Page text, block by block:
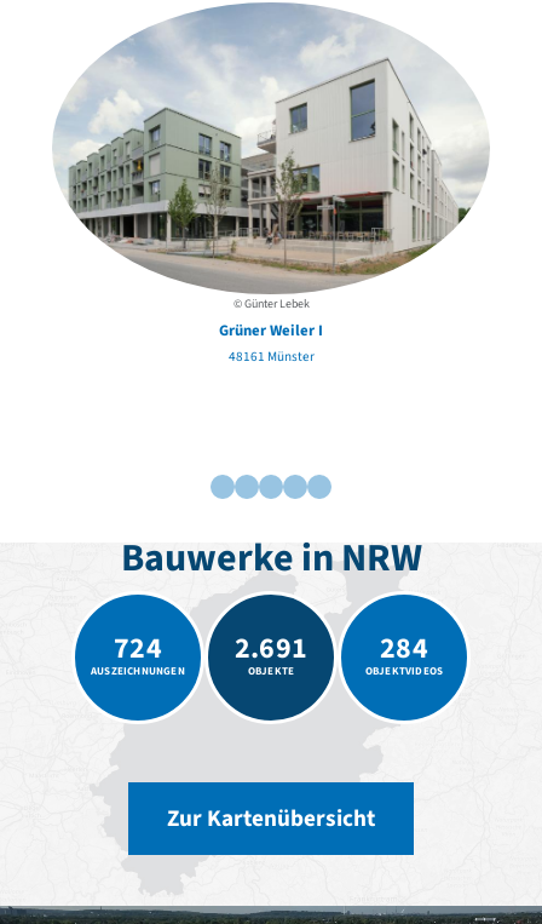
David Chipperfield
Harald Deilmann
Gottfried Böhm
Schneider von Esleben
Peter Behrens
Auszeichnung vorbildlicher Bauten NRW 2020
Big Beautiful Buildings (Großbauten der Nachkriegszeit)
Epochen
Gesamtübersicht...
Gegenwart
Vorromanik
Römische Antike
Über uns
Über baukunst-nrw
Fachbeirat
Freunde & Förderer
Kontakt
Suchbegriff eingeben
© Günter Lebek
Grüner Weiler I
48161 Münster
Bauwerke in NRW
724
AUSZEICHNUNGEN
2.691
OBJEKTE
284
OBJEKTVIDEOS
Zur Kartenübersicht